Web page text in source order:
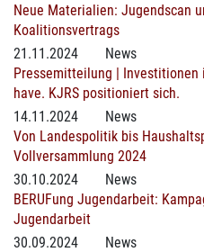
Neue Materialien: Jugendscan
Koalitionsvertrags
21.11.2024
News
Pressemitteilung |
have. KJRS positioniert sich.
14.11.2024
News
Von Landespolitik bis
Vollversammlung 2024
30.10.2024
News
BERUFung Jugendarbeit:
Jugendarbeit
30.09.2024
News